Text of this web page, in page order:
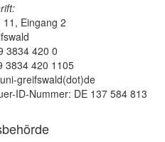
Eingang 2
3834 420 0
3834 420 1105
greifswald(dot)de
ID-Nummer: DE 137 584 813